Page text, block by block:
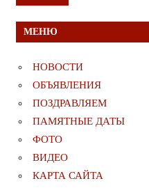
МЕНЮ
НОВОСТИ
ОБЪЯВЛЕНИЯ
ПОЗДРАВЛЯЕМ
ПАМЯТНЫЕ ДАТЫ
ФОТО
ВИДЕО
КАРТА САЙТА